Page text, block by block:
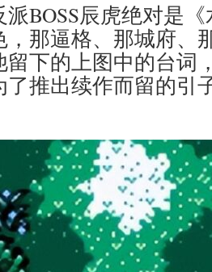
BOSS辰虎绝对是
，那逼格、那城府、
留下的上图中的台词
了推出续作而留的引